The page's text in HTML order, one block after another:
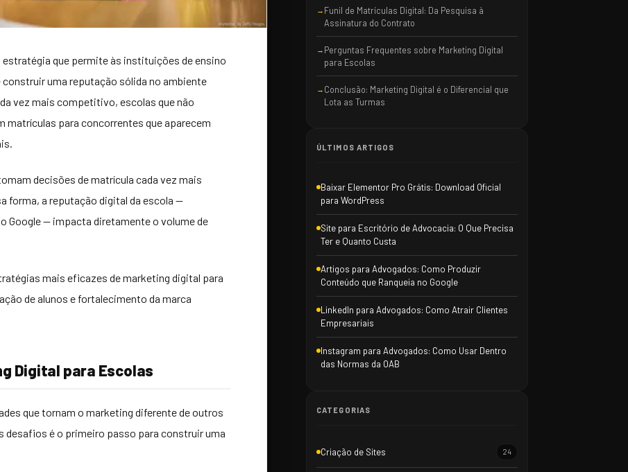
estratégia que permite às instituições de ensino
uma reputação sólida no ambiente
vez mais competitivo, escolas que não
matrículas para concorrentes que aparecem
decisões de matrícula cada vez mais
forma, a reputação digital da escola —
Google — impacta diretamente o volume de
mais eficazes de marketing digital para
de alunos e fortalecimento da marca
Digital para Escolas
que tornam o marketing diferente de outros
desafios é o primeiro passo para construir uma
Funil de Matrículas Digital: Da Pesquisa à
Assinatura do Contrato
Perguntas Frequentes sobre Marketing Digital
para Escolas
Conclusão: Marketing Digital é o Diferencial que
Lota as Turmas
ÚLTIMOS ARTIGOS
Baixar Elementor Pro Grátis: Download Oficial
para WordPress
Site para Escritório de Advocacia: O Que Precisa
Ter e Quanto Custa
Artigos para Advogados: Como Produzir
Conteúdo que Ranqueia no Google
LinkedIn para Advogados: Como Atrair Clientes
Empresariais
Instagram para Advogados: Como Usar Dentro
das Normas da OAB
CATEGORIAS
Criação de Sites 24